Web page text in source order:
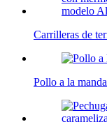
Carrilleras de
Pollo a la